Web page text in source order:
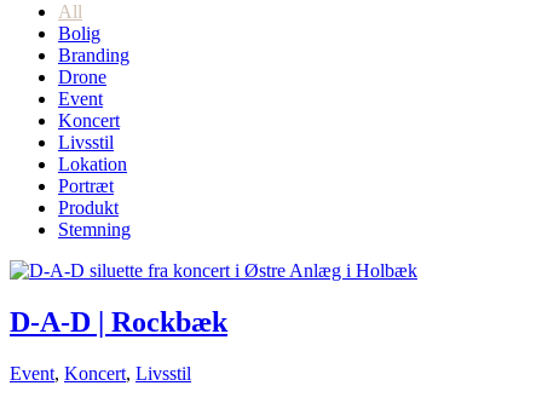
All
Bolig
Branding
Drone
Event
Koncert
Livsstil
Lokation
Portræt
Produkt
Stemning
D-A-D | Rockbæk
Event, Koncert, Livsstil